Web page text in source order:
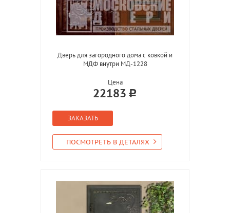
Дверь для загородного дома с ковкой и
МДФ внутри МД-1228
Цена
22183
ЗАКАЗАТЬ
ПОСМОТРЕТЬ В ДЕТАЛЯХ